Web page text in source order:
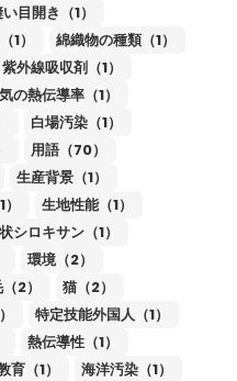
目開き（1）
1）
綿織物の種類（1）
紫外線吸収剤（1）
の熱伝導率（1）
白場汚染（1）
用語（70）
生産背景（1）
生地性能（1）
シロキサン（1）
環境（2）
2）
猫（2）
特定技能外国人（1）
熱伝導性（1）
育（1）
海洋汚染（1）